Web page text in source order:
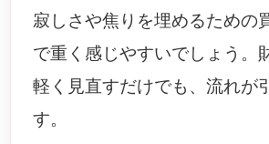
寂しさや焦りを埋めるための
で重く感じやすいでしょう。
軽く見直すだけでも、流れが
す。